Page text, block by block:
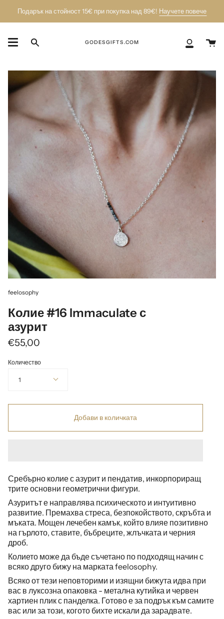
Подарък на стойност 15€ при покупка над 89€! Научете повече
Търси GODESGIFTS.COM
Моят
feelosophy
Колие #16 Immaculate с
азурит
€55,00
Количество
1
Добави в количката
Сребърно колие с азурит и пендатив, инкорпориращ
трите основни геометрични фигури.
Азуритът е направлява психическото и интуитивно
развитие. Премахва стреса, безпокойството, скръбта и
мъката. Мощен лечебен камък, който влияе позитивно
на гърлото, ставите, бъбреците, жлъчката и черния
дроб.
Колието може да бъде съчетано по подходящ начин с
всяко друго бижу на марката feelosophy.
Всяко от тези неповторими и изящни бижута идва при
вас в луксозна опаковка - метална кутийка и червен
хартиен плик с панделка. Готово е за подрък към самите
вас или за този, когото бихте искали да зарадвате.